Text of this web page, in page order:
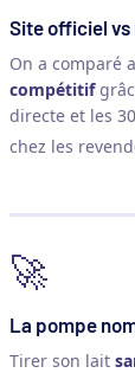
Site officiel
On a comparé
compétitif
directe et les
chez les
🚀
La pompe
Tirer son lait